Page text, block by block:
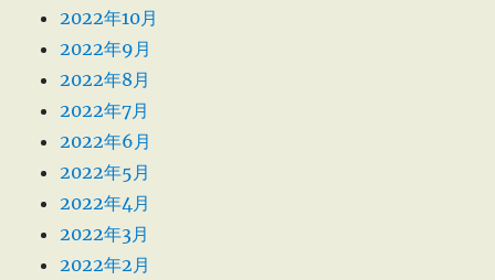
2022年10月
2022年9月
2022年8月
2022年7月
2022年6月
2022年5月
2022年4月
2022年3月
2022年2月